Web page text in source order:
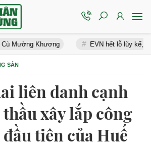
Khương EVN hết lỗ lũy kế, nhiều
SẢN
liên danh cạnh
xây lắp công
tiên của Huế